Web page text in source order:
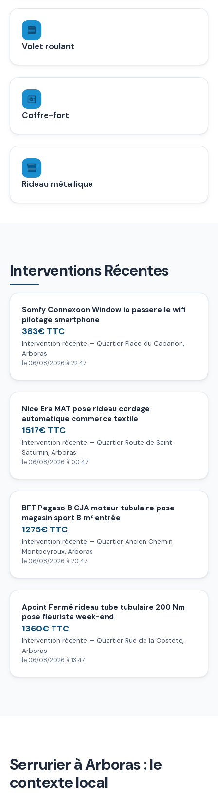
Volet roulant
Coffre-fort
Rideau métallique
Interventions Récentes
Somfy Connexoon Window io passerelle wifi
pilotage smartphone
383€ TTC
Intervention récente — Quartier Place du Cabanon,
Arboras
le 06/08/2026 à 22:47
Nice Era MAT pose rideau cordage
automatique commerce textile
1517€ TTC
Intervention récente — Quartier Route de Saint
Saturnin, Arboras
le 06/08/2026 à 00:47
BFT Pegaso B CJA moteur tubulaire pose
magasin sport 8 m² entrée
1275€ TTC
Intervention récente — Quartier Ancien Chemin
Montpeyroux, Arboras
le 06/08/2026 à 20:47
Apoint Fermé rideau tube tubulaire 200 Nm
pose fleuriste week-end
1360€ TTC
Intervention récente — Quartier Rue de la Costete,
Arboras
le 06/08/2026 à 13:47
Serrurier à Arboras : le
contexte local